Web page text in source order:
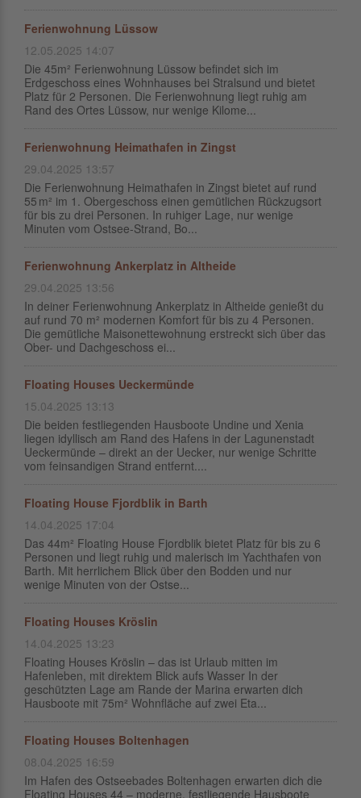
Ferienwohnung Lüssow
12.05.2025 14:07
Die 45m² Ferienwohnung Lüssow befindet sich im
Erdgeschoss eines Wohnhauses bei Stralsund und bietet
Platz für 2 Personen. Die Ferienwohnung liegt ruhig am
Rand des Ortes Lüssow, nur wenige Kilome...
Ferienwohnung Heimathafen in Zingst
29.04.2025 13:57
Die Ferienwohnung Heimathafen in Zingst bietet auf rund
55 m² im 1. Obergeschoss einen gemütlichen Rückzugsort
für bis zu drei Personen. In ruhiger Lage, nur wenige
Minuten vom Ostsee-Strand, Bo...
Ferienwohnung Ankerplatz in Altheide
29.04.2025 13:56
In deiner Ferienwohnung Ankerplatz in Altheide genießt du
auf rund 70 m² modernen Komfort für bis zu 4 Personen.
Die gemütliche Maisonettewohnung erstreckt sich über das
Ober- und Dachgeschoss ei...
Floating Houses Ueckermünde
15.04.2025 13:13
Die beiden festliegenden Hausboote Undine und Xenia
liegen idyllisch am Rand des Hafens in der Lagunenstadt
Ueckermünde – direkt an der Uecker, nur wenige Schritte
vom feinsandigen Strand entfernt....
Floating House Fjordblik in Barth
14.04.2025 17:04
Das 44m² Floating House Fjordblik bietet Platz für bis zu 6
Personen und liegt ruhig und malerisch im Yachthafen von
Barth. Mit herrlichem Blick über den Bodden und nur
wenige Minuten von der Ostse...
Floating Houses Kröslin
14.04.2025 13:23
Floating Houses Kröslin – das ist Urlaub mitten im
Hafenleben, mit direktem Blick aufs Wasser In der
geschützten Lage am Rande der Marina erwarten dich
Hausboote mit 75m² Wohnfläche auf zwei Eta...
Floating Houses Boltenhagen
08.04.2025 16:59
Im Hafen des Ostseebades Boltenhagen erwarten dich die
Floating Houses 44 – moderne, festliegende Hausboote